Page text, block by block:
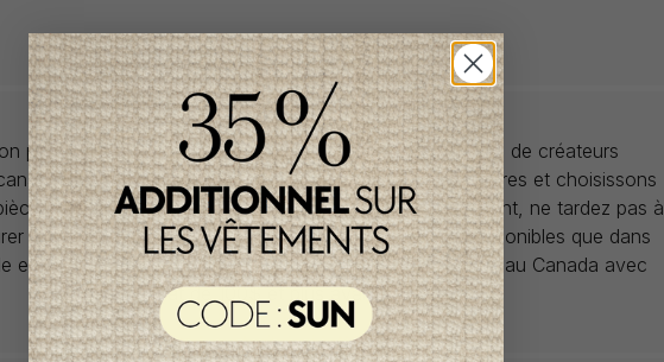
propose des collections pour de vêtements pour bébés de créateurs
à prix imbattables. Nous dénichons les perles rares et choisissons
de saisons en saisons. Si un vêtement vous convient, ne tardez pas à
car la plupart du temps, les articles offerts ne sont disponibles que dans
et en un seul exemplaire. Profitez de la livraison gratuite au Canada avec
tout achat de 100$ et plus avant taxes.